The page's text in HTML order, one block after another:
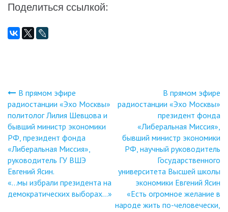
Поделиться ссылкой:
Навигация
по
записям
В прямом эфире
радиостанции «Эхо Москвы»
политолог Лилия Шевцова и
бывший министр экономики
РФ, президент фонда
«Либеральная Миссия»,
руководитель ГУ ВШЭ
Евгений Ясин.
«…мы избрали президента на
демократических выборах…»
В прямом эфире
радиостанции «Эхо Москвы»
президент фонда
«Либеральная Миссия»,
бывший министр экономики
РФ, научный руководитель
Государственного
университета Высшей школы
экономики Евгений Ясин
«Есть огромное желание в
народе жить по-человечески,